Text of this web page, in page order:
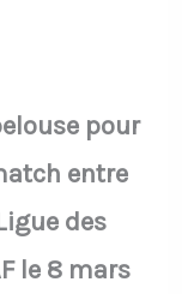
pour
entre
des
le 8 mars